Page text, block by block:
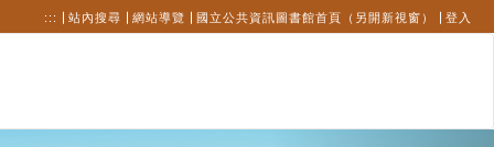
::: 站內搜尋 網站導覽 國立公共資訊圖書館首頁（另開新視窗） 登入